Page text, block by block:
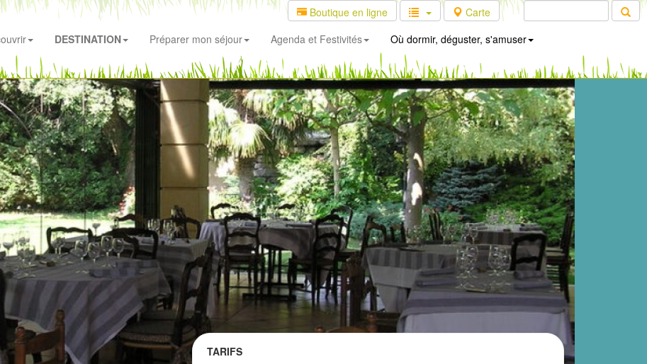
Boutique en ligne
Carte
DESTINATION Préparer mon séjour Agenda et Festivités Où dormir, déguster, s'amuser
TARIFS